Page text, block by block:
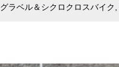
グラベル＆シクロクロスバイク